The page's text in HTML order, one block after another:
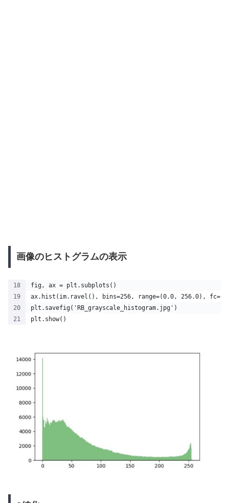
画像のヒストグラムの表示
fig, ax = plt.subplots()
ax.hist(im.ravel(), bins=256, range=(0.0, 256.0),
plt.savefig('RB_grayscale_histogram.jpg')
plt.show()